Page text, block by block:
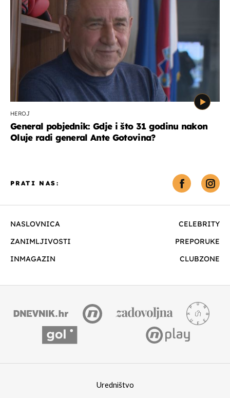
HEROJ
General pobjednik: Gdje i što 31 godinu nakon
Oluje radi general Ante Gotovina?
NASLOVNICA
CELEBRITY
ZANIMLJIVOSTI
PREPORUKE
INMAGAZIN
CLUBZONE
PRATI NAS:
Uredništvo